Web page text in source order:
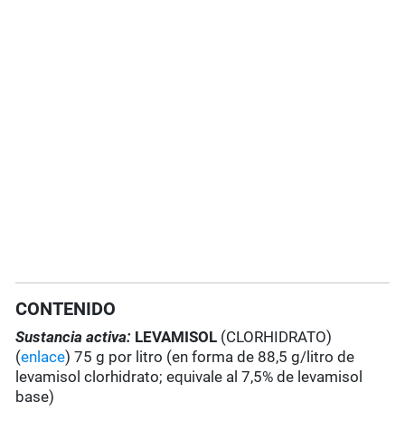
CONTENIDO
Sustancia activa: LEVAMISOL (CLORHIDRATO)
(enlace) 75 g por litro (en forma de 88,5 g/litro de
levamisol clorhidrato; equivale al 7,5% de levamisol
base)